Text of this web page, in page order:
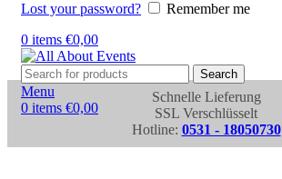
Lost your password?
Remember me
0 items €0,00
Search
Menu
0 items €0,00
Schnelle Lieferung
SSL Verschlüsselt
Hotline: 0531 - 18050730